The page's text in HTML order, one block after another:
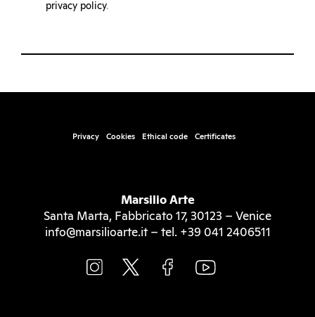
privacy policy.
Privacy Cookies Ethical code Certificates
Marsilio Arte
Santa Marta, Fabbricato 17, 30123 – Venice
info@marsilioarte.it – tel. +39 041 2406511